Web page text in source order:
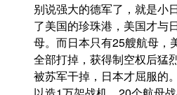
别说强大的德军了，就是小
了美国的珍珠港，美国才与
母。而日本只有25艘航母，
全部打掉，获得制空权后猛
被苏军干掉，日本才屈服的